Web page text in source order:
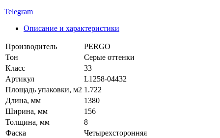
Telegram
Описание и характеристики
Производитель
PERGO
Тон
Серые оттенки
Класс
33
Артикул
L1258-04432
Площадь упаковки, м2 1.722
Длина, мм
1380
Ширина, мм
156
Толщина, мм
8
Фаска
Четырехсторонняя